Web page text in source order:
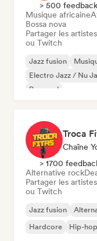
> 500
Musique africaine
Bossa nova
Partager les
ou Twitch
Jazz fusion
Electro Jazz / Nu
Pop soul
Troca
Chaîne
> 1700
Alternative rock
Partager les
ou Twitch
Jazz fusion
Hardcore
Hip-hop